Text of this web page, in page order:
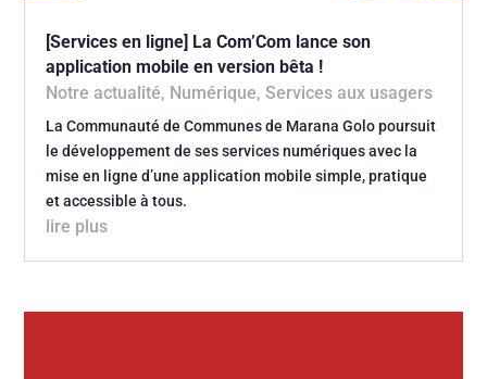
[Services en ligne] La Com’Com lance son
application mobile en version bêta !
Notre actualité, Numérique,Services aux usagers
La Communauté de Communes de Marana Golo poursuit
le développement de ses services numériques avec la
mise en ligne d’une application mobile simple, pratique
et accessible à tous.
lire plus